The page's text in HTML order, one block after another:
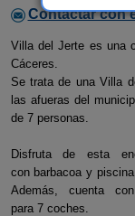
Contactar con
Villa del Jerte es una
Cáceres.
Se trata de una Villa
las afueras del
de 7 personas.
Disfruta de esta
con barbacoa y
Además, cuenta
para 7 coches.